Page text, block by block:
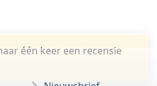
één keer een recensie